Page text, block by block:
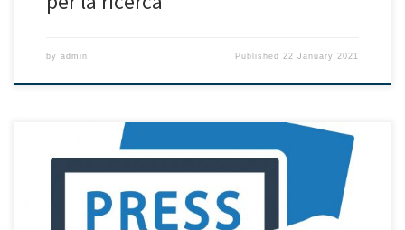
by admin Published 22 January 2021
Alti livelli di anticorpi diretti contro IFN di tipo I nel sangue di
individui con forme severe. Tra questi anche pazienti con una